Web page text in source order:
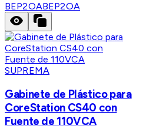
BEP2OABEP2OA
SUPREMA
Gabinete de Plástico para
CoreStation CS40 con
Fuente de 110VCA